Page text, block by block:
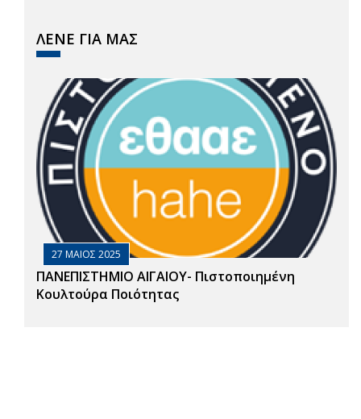
ΛΕΝΕ ΓΙΑ ΜΑΣ
27 ΜΑΙΟΣ 2025
ΠΑΝΕΠΙΣΤΗΜΙΟ ΑΙΓΑΙΟΥ- Πιστοποιημένη
Κουλτούρα Ποιότητας